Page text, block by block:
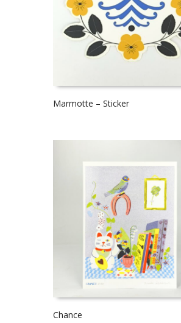
Marmotte – Sticker
Chance